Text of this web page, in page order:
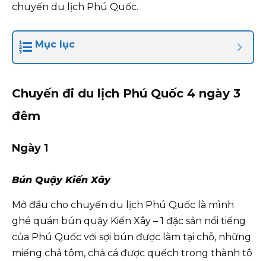
chuyến du lịch Phú Quốc.
Mục lục
Chuyến đi du lịch Phú Quốc 4 ngày 3
đêm
Ngày 1
Bún Quậy Kiến Xây
Mở đầu cho chuyến du lịch Phú Quốc là mình
ghé quán bún quậy Kiến Xây – 1 đặc sản nổi tiếng
của Phú Quốc với sợi bún được làm tại chỗ, những
miếng chả tôm, chả cá được quếch trong thành tô